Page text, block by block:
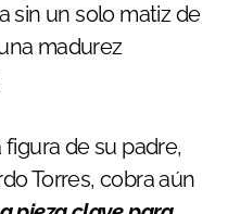
sin un solo matiz de
madurez
de su padre,
Torres, cobra aún